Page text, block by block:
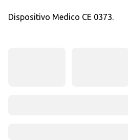
Dispositivo Medico CE 0373.